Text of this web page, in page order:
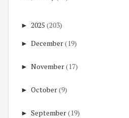
► 2025 (203)
► December(19)
► November(17)
► October(9)
► September(19)